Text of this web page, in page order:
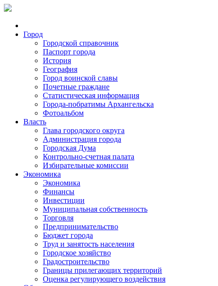
Город
Городской справочник
Паспорт города
История
География
Город воинской славы
Почетные граждане
Статистическая информация
Города-побратимы Архангельска
Фотоальбом
Власть
Глава городского округа
Администрация города
Городская Дума
Контрольно-счетная палата
Избирательные комиссии
Экономика
Экономика
Финансы
Инвестиции
Муниципальная собственность
Торговля
Предпринимательство
Бюджет города
Труд и занятость населения
Городское хозяйство
Градостроительство
Границы прилегающих территорий
Оценка регулирующего воздействия